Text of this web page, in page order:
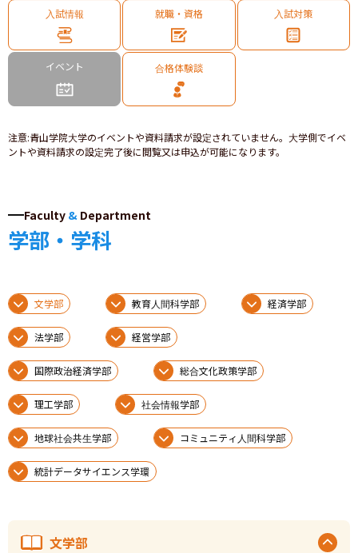
入試情報 就職・資格 入試対策
イベント 合格体験談
注意:青山学院大学のイベントや資料請求が設定されていません。大学側でイベ
ントや資料請求の設定完了後に閲覧又は申込が可能になります。
Faculty & Department
学部・学科
文学部 教育人間科学部 経済学部
法学部 経営学部
国際政治経済学部 総合文化政策学部
理工学部 社会情報学部
地球社会共生学部 コミュニティ人間科学部
統計データサイエンス学環
文学部